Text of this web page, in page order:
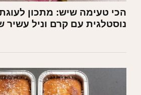
הכי טעימה שיש: מתכון לעוגת
נוסטלגית עם קרם וניל